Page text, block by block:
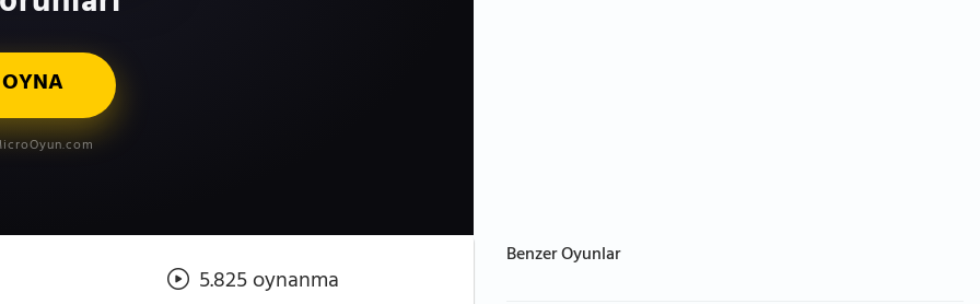
5.825 oynanma
Benzer Oyunlar